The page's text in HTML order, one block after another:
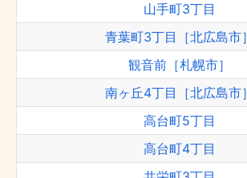
山手町3丁目
青葉町3丁目［北広島市］
観音前［札幌市］
南ヶ丘4丁目［北広島市］
高台町5丁目
高台町4丁目